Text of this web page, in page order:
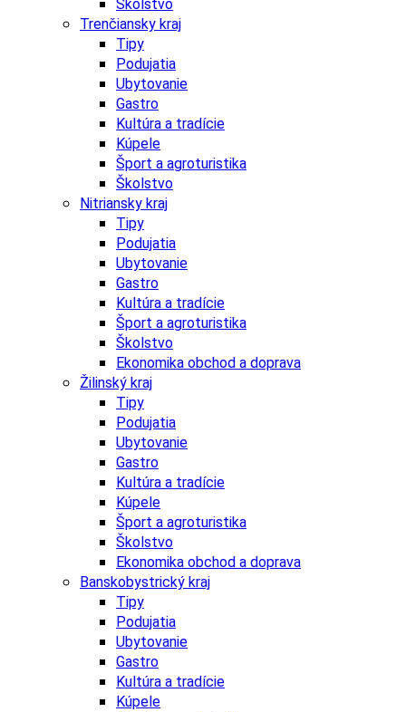
Školstvo
Trenčiansky kraj
Tipy
Podujatia
Ubytovanie
Gastro
Kultúra a tradície
Kúpele
Šport a agroturistika
Školstvo
Nitriansky kraj
Tipy
Podujatia
Ubytovanie
Gastro
Kultúra a tradície
Šport a agroturistika
Školstvo
Ekonomika obchod a doprava
Žilinský kraj
Tipy
Podujatia
Ubytovanie
Gastro
Kultúra a tradície
Kúpele
Šport a agroturistika
Školstvo
Ekonomika obchod a doprava
Banskobystrický kraj
Tipy
Podujatia
Ubytovanie
Gastro
Kultúra a tradície
Kúpele